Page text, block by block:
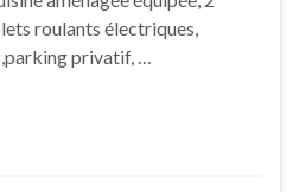
roulants électriques,
privatif, …